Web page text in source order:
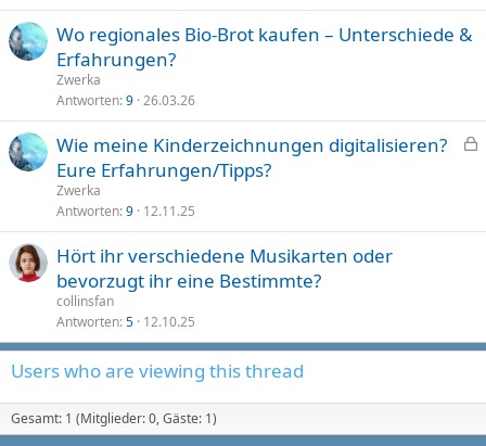
Wo regionales Bio-Brot kaufen – Unterschiede &
Erfahrungen?
Zwerka
Antworten 9 26.03.26
L
e
Wie meine Kinderzeichnungen digitalisieren?
Eure Erfahrungen/Tipps?
Zwerka
Antworten 9 12.11.25
Hört ihr verschiedene Musikarten oder
bevorzugt ihr eine Bestimmte?
collinsfan
Antworten 5 12.10.25
Users who are viewing this thread
Gesamt: 1 (Mitglieder: 0, Gäste: 1)